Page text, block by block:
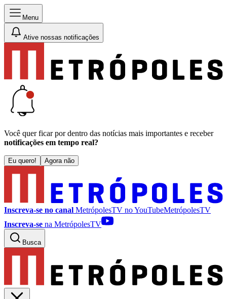
Menu
Ative nossas notificações
Você quer ficar por dentro das notícias mais importantes e receber
notificações em tempo real?
Eu quero! Agora não
Inscreva-se no canal MetrópolesTV noYouTubeMetrópolesTV
Inscreva-se na MetrópolesTV
Busca